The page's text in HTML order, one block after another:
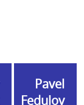
Pavel
Fedulov